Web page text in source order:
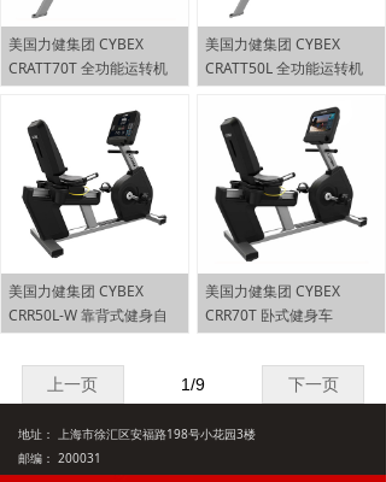
美国力健集团 CYBEX
CRATT70T 全功能运转机
美国力健集团 CYBEX
CRATT50L 全功能运转机
美国力健集团 CYBEX
CRR50L-W 靠背式健身自
行车
美国力健集团 CYBEX
CRR70T 卧式健身车
上一页 下一页
1/9
地址： 上海市徐汇区安福路198号小花园3楼
邮编： 200031